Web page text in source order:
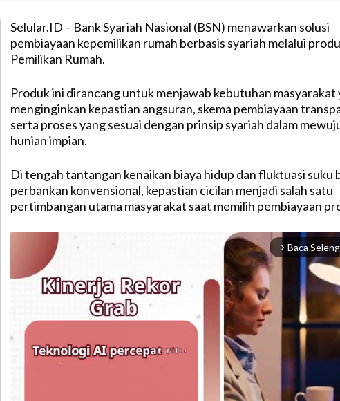
Selular.ID – Bank Syariah Nasional (BSN) menawarkan solusi
pembiayaan kepemilikan rumah berbasis syariah melalui
Pemilikan Rumah.
Produk ini dirancang untuk menjawab kebutuhan masyarakat
menginginkan kepastian angsuran, skema pembiayaan
serta proses yang sesuai dengan prinsip syariah dalam
hunian impian.
Di tengah tantangan kenaikan biaya hidup dan fluktuasi suku
perbankan konvensional, kepastian cicilan menjadi salah satu
pertimbangan utama masyarakat saat memilih pembiayaan
arrow_forward_ios Baca